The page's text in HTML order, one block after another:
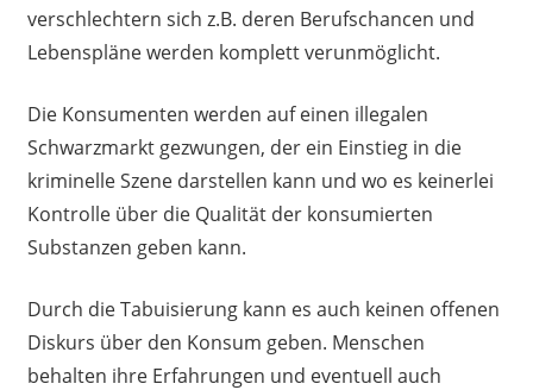
verschlechtern sich z.B. deren Berufschancen und
Lebenspläne werden komplett verunmöglicht.
Die Konsumenten werden auf einen illegalen
Schwarzmarkt gezwungen, der ein Einstieg in die
kriminelle Szene darstellen kann und wo es keinerlei
Kontrolle über die Qualität der konsumierten
Substanzen geben kann.
Durch die Tabuisierung kann es auch keinen offenen
Diskurs über den Konsum geben. Menschen
behalten ihre Erfahrungen und eventuell auch